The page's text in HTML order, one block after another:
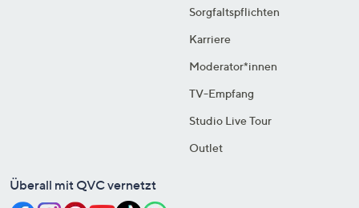
Sorgfaltspflichten
Karriere
Moderator*innen
TV-Empfang
Studio Live Tour
Outlet
Überall mit QVC vernetzt